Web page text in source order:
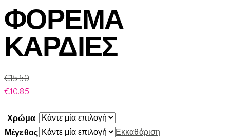
ΦΟΡΕΜΑ
ΚΑΡΔΙΕΣ
€15.50
€10.85
Χρώμα
Μέγεθος
Εκκαθάριση